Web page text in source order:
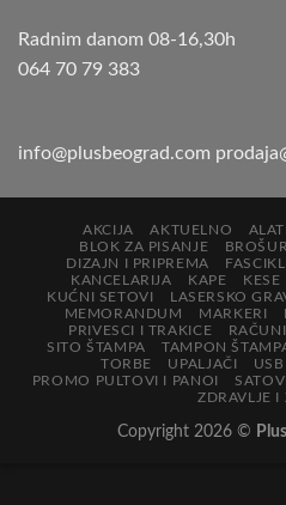
Radnim danom 08-16,30h
064 70 79 383
info@plusbeograd.com
AKCIJA AKTUELNO
BLOK ZA PISANJE
DIZAJN I PRIPREMA
KANCELARIJA
KAPE KESE
KUĆNI SETOVI
LASERSKO
MEMORANDUM
MARKERI
PRIVESCI I TRAKICE
RAČUNI
SITO ŠTAMPA
TAMPON
TORBE
UPALJAČI USB
PROMO PULTOVI I PANOI
ZDRAVLJE I
Copyright 2026 © Plus